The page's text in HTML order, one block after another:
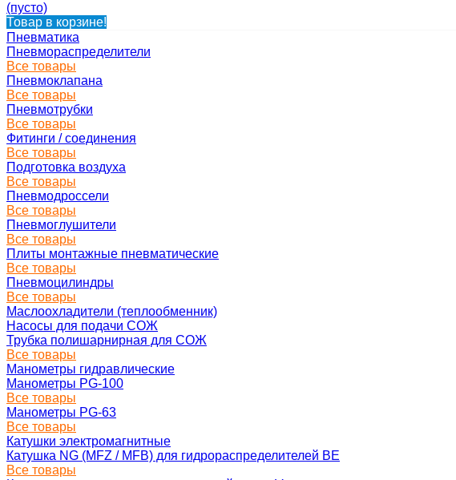
(пусто)
Товар в корзине!
Пневматика
Пневмораспределители
Все товары
Пневмоклапана
Все товары
Пневмотрубки
Все товары
Фитинги / соединения
Все товары
Подготовка воздуха
Все товары
Пневмодроссели
Все товары
Пневмоглушители
Все товары
Плиты монтажные пневматические
Все товары
Пневмоцилиндры
Все товары
Маслоохладители (теплообменник)
Насосы для подачи СОЖ
Трубка полишарнирная для СОЖ
Все товары
Манометры гидравлические
Манометры PG-100
Все товары
Манометры PG-63
Все товары
Катушки электромагнитные
Катушка NG (MFZ / MFB) для гидрораспределителей ВЕ
Все товары